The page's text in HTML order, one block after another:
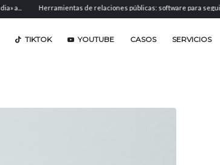
Herramientas de relaciones públicas: software para seguimiento,...
TIKTOK YOUTUBE CASOS SERVICIOS